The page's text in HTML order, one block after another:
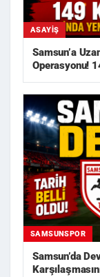
ASAYIŞ
Samsun’a Uzanan
Operasyonu!
SAMSUNSPOR
Samsun’da